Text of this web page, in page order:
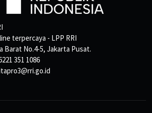
terpercaya - LPP RRI
Barat No.4-5, Jakarta Pusat.
351 1086